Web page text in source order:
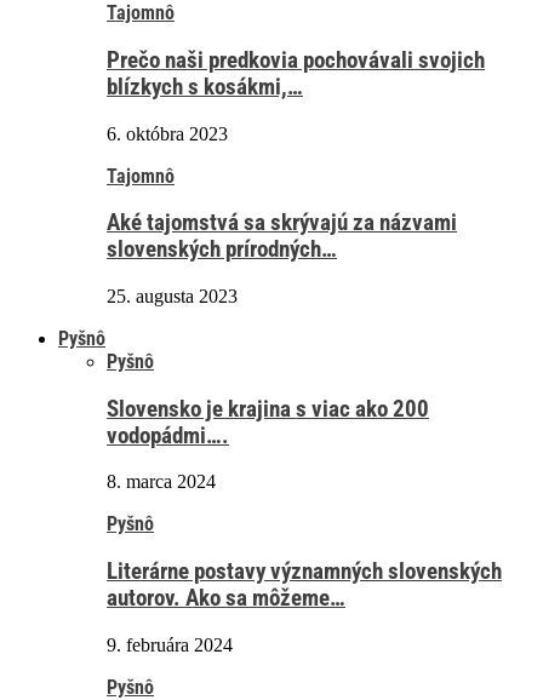
Tajomnô
Prečo naši predkovia pochovávali svojich
blízkych s kosákmi,…
6. októbra 2023
Tajomnô
Aké tajomstvá sa skrývajú za názvami
slovenských prírodných…
25. augusta 2023
Pyšnô
Pyšnô
Slovensko je krajina s viac ako 200
vodopádmi….
8. marca 2024
Pyšnô
Literárne postavy významných slovenských
autorov. Ako sa môžeme…
9. februára 2024
Pyšnô